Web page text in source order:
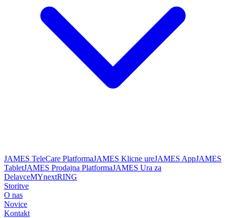
JAMES TeleCare PlatformaJAMES Klicne ureJAMES AppJAMES
TabletJAMES Prodajna PlatformaJAMES Ura za
DelavceMYnextRING
Storitve
O nas
Novice
Kontakt